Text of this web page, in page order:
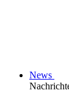
News